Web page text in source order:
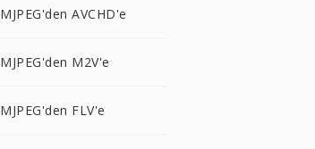
MJPEG'den AVCHD'e
MJPEG'den M2V'e
MJPEG'den FLV'e